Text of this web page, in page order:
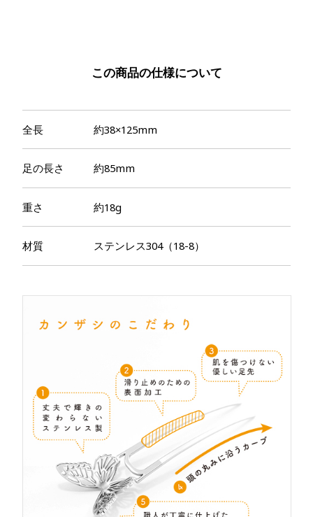
この商品の仕様について
全長 約38×125mm
足の長さ 約85mm
重さ 約18g
材質 ステンレス304（18-8）